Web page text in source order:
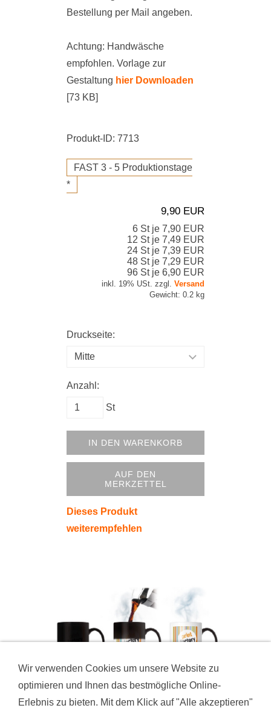
Bestellung per Mail angeben.
Achtung: Handwäsche
empfohlen. Vorlage zur
Gestaltung hier Downloaden
[73 KB]
Produkt-ID: 7713
FAST 3 - 5 Produktionstage
*
9,90 EUR
6 St je 7,90 EUR
12 St je 7,49 EUR
24 St je 7,39 EUR
48 St je 7,29 EUR
96 St je 6,90 EUR
inkl. 19% USt. zzgl. Versand
Gewicht: 0.2 kg
Druckseite:
Anzahl:
St
IN DEN WARENKORB
AUF DEN
MERKZETTEL
Dieses Produkt
weiterempfehlen
Wir verwenden Cookies um unsere Website zu
optimieren und Ihnen das bestmögliche Online-
Erlebnis zu bieten. Mit dem Klick auf "Alle akzeptieren"